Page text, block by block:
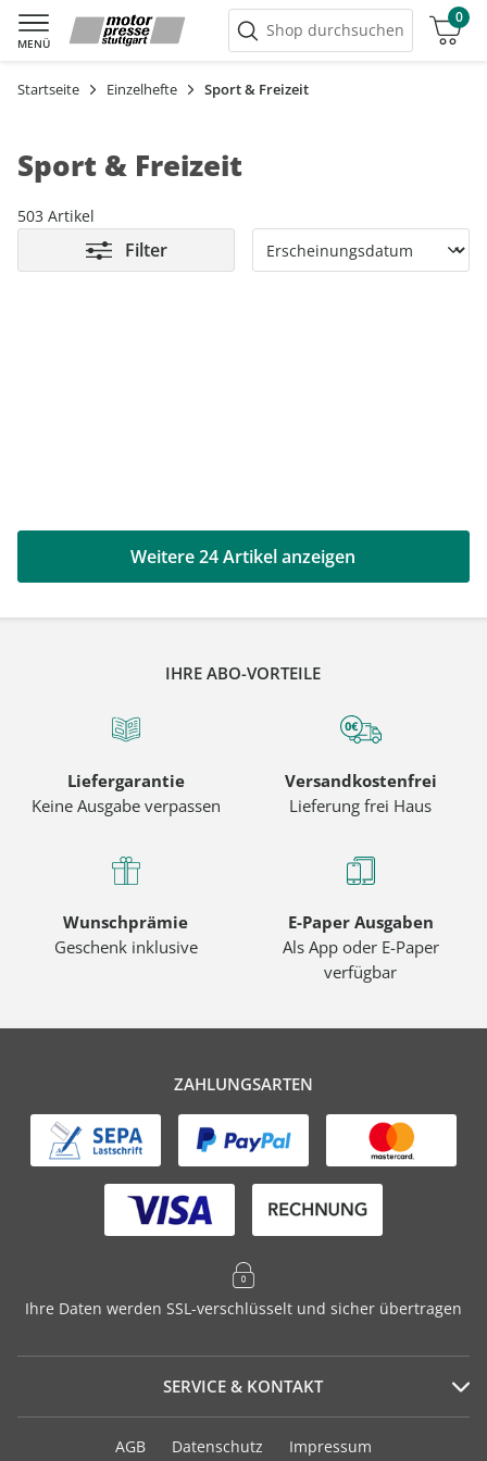
MENÜ
Shop durchsuchen
0
Warenkorb
Startseite Einzelhefte Sport & Freizeit
Sport & Freizeit
503 Artikel
Filter
Weitere 24 Artikel anzeigen
IHRE ABO-VORTEILE
Liefergarantie
Keine Ausgabe verpassen
Versandkostenfrei
Lieferung frei Haus
Wunschprämie
Geschenk inklusive
E-Paper Ausgaben
Als App oder E-Paper
verfügbar
ZAHLUNGSARTEN
Ihre Daten werden SSL-verschlüsselt und sicher übertragen
SERVICE & KONTAKT
Serviceportal
AGB Datenschutz Impressum